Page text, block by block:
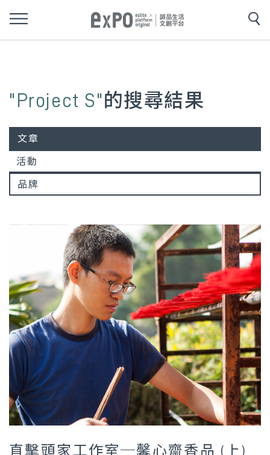
"Project S"的搜尋結果
文章
活動
品牌
直擊頭家工作室─馨心齋香品 (上)